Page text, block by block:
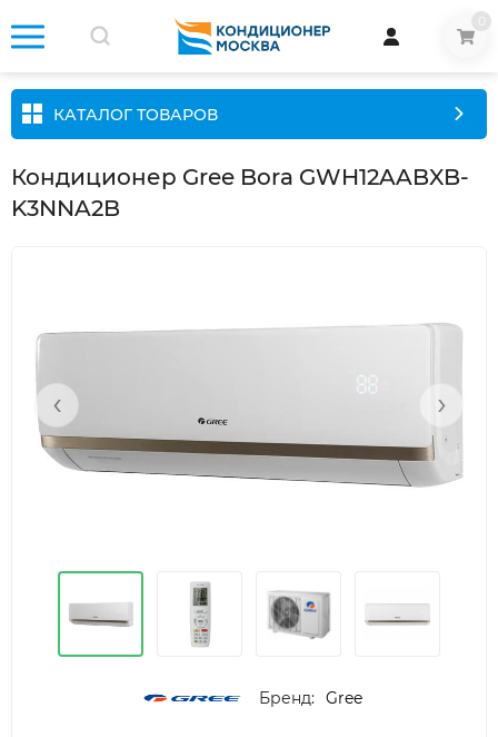
КАТАЛОГ ТОВАРОВ
Кондиционер Gree Bora GWH12AABXB-
K3NNA2B
‹ ›
Бренд: Gree